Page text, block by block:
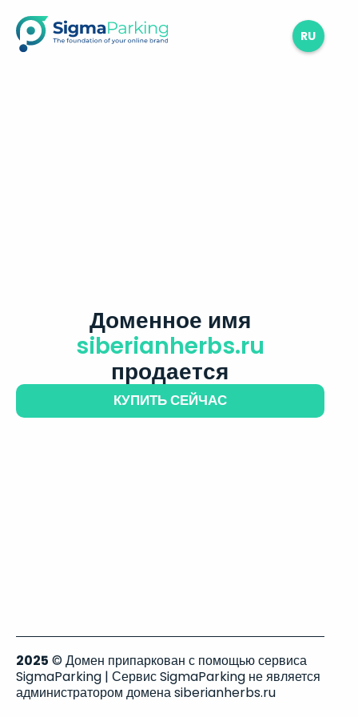
RU
Доменное имя
siberianherbs.ru
продается
КУПИТЬ СЕЙЧАС
2025 © Домен припаркован с помощью сервиса
SigmaParking | Сервис SigmaParking не является
администратором домена siberianherbs.ru